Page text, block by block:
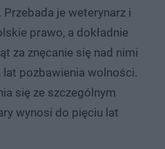
Przebada je weterynarz i
prawo, a dokładnie
za znęcanie się nad nimi
pozbawienia wolności.
się ze szczególnym
wynosi do pięciu lat